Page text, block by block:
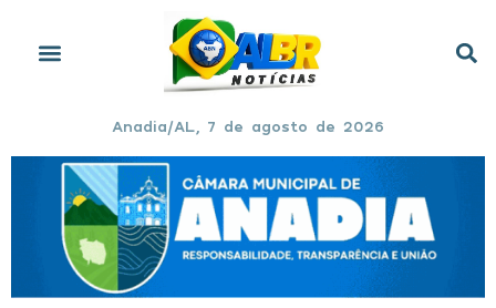
Anadia/AL, 7 de agosto de 2026